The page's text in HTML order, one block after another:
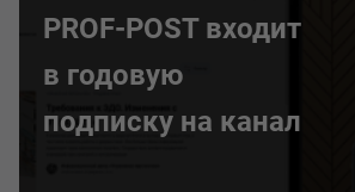
PROF-POST входит
в годовую
подписку на канал